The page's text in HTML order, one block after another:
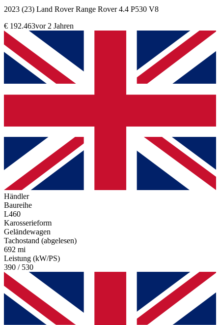
2023 (23) Land Rover Range Rover 4.4 P530 V8
€ 192.463vor 2 Jahren
Händler
Baureihe
L460
Karosserieform
Geländewagen
Tachostand (abgelesen)
692 mi
Leistung (kW/PS)
390 / 530